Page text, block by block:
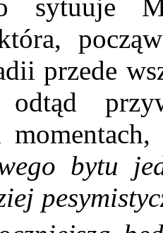
sytuuje
przede
bytu